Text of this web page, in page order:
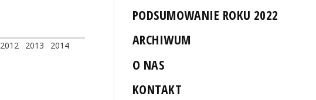
2012 2013
2014
PODSUMOWANIE ROKU 2022
ARCHIWUM
O NAS
KONTAKT